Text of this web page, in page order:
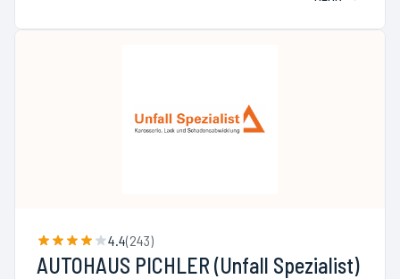
4.4(243)
AUTOHAUS PICHLER (Unfall Spezialist)